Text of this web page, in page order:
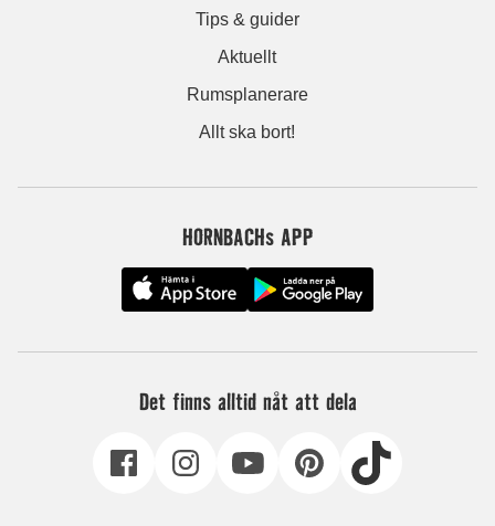
Tips & guider
Aktuellt
Rumsplanerare
Allt ska bort!
HORNBACHs APP
Det finns alltid nåt att dela